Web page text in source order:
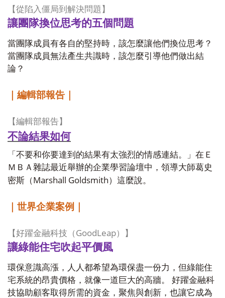
【從陷入僵局到解決問題】
讓團隊換位思考的五個問題
當團隊成員有各自的堅持時，該怎麼讓他們換位思考？
當團隊成員無法產生共識時，該怎麼引導他們做出結
論？
｜編輯部報告｜
【編輯部報告】
不論結果如何
「不要和你要達到的結果有太強烈的情感連結。」在Ｅ
ＭＢＡ雜誌最近舉辦的企業學習論壇中，領導大師葛史
密斯（Marshall Goldsmith）這麼說。
｜世界企業案例｜
【好躍金融科技（ GoodLeap）】
讓綠能住宅吹起平價風
環保意識高漲，人人都希望為環保盡一份力，但綠能住
宅系統的昂貴價格，就像一道巨大的高牆。 好躍金融科
技協助顧客取得所需的資金，聚焦與創新，也讓它成為